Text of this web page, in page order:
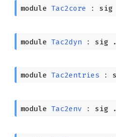
module Tac2core : sig
module Tac2dyn : sig
module Tac2entries :
module Tac2env : sig